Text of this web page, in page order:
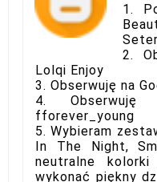
1.
2.
Lolqi Enjoy
3. Obserwuję na
4. Obserwuję
fforever_young
5. Wybieram
In The Night,
neutralne
wykonać piękny